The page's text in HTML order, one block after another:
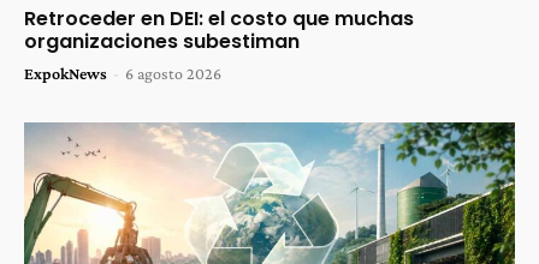
Retroceder en DEI: el costo que muchas
organizaciones subestiman
ExpokNews - 6 agosto 2026